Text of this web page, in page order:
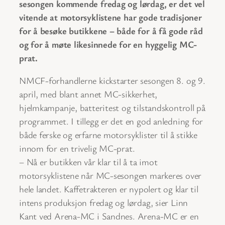
sesongen kommende fredag og lørdag, er det vel
vitende at motorsyklistene har gode tradisjoner
for å besøke butikkene – både for å få gode råd
og for å møte likesinnede for en hyggelig MC-
prat.
NMCF-forhandlerne kickstarter sesongen 8. og 9.
april, med blant annet MC-sikkerhet,
hjelmkampanje, batteritest og tilstandskontroll på
programmet. I tillegg er det en god anledning for
både ferske og erfarne motorsyklister til å stikke
innom for en trivelig MC-prat.
– Nå er butikken vår klar til å ta imot
motorsyklistene når MC-sesongen markeres over
hele landet. Kaffetrakteren er nypolert og klar til
intens produksjon fredag og lørdag, sier Linn
Kant ved Arena-MC i Sandnes. Arena-MC er en